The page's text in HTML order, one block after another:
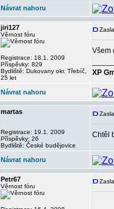
Návrat nahoru
jiri127
Věrnost fóru
Registrace: 18.1. 2009
Příspěvky: 829
Bydliště: Dukovany okr. Třebíč,
25 let
Všem
XP
Návrat nahoru
martas
Registrace: 19.1. 2009
Příspěvky: 26
Bydliště: České budějovice
Chtěl
Návrat nahoru
Petr67
Věrnost fóru